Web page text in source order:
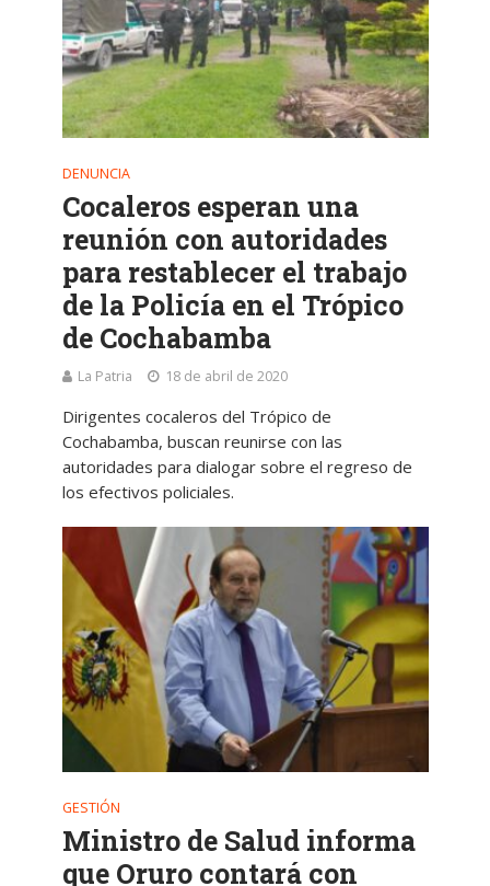
DENUNCIA
Cocaleros esperan una
reunión con autoridades
para restablecer el trabajo
de la Policía en el Trópico
de Cochabamba
La Patria 18 de abril de 2020
Dirigentes cocaleros del Trópico de
Cochabamba, buscan reunirse con las
autoridades para dialogar sobre el regreso de
los efectivos policiales.
GESTIÓN
Ministro de Salud informa
que Oruro contará con